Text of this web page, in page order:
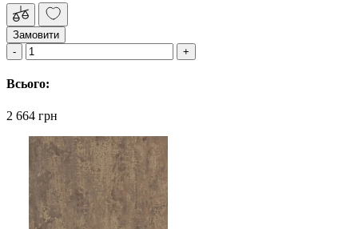
Замовити
Всього:
2 664 грн